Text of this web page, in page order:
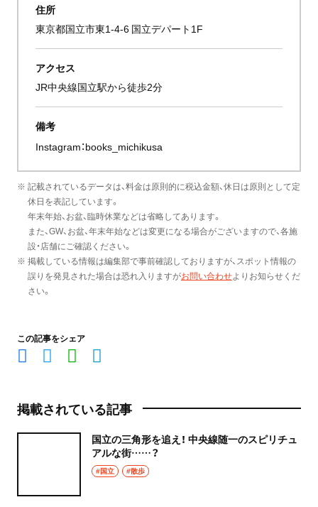
住所
東京都国立市東1-4-6 国立デパート1F
アクセス
JR中央線国立駅から徒歩2分
備考
Instagram：books_michikusa
※ 記載されているデータは、料金は原則的に税込金額、休日は原則として定
休日を表記しています。
年末年始、お盆、臨時休業などは省略してあります。
また、GW、お盆、年末年始などは変更になる場合がございますので、各施
設・店舗にご確認ください。
※ 掲載している情報は編集部で事前確認しておりますが、スポット情報の
誤りを発見された場合は恐れ入りますがお問い合わせよりお知らせくだ
さい。
この記事をシェア
掲載されている記事
国立の三角形を追え！ 中央線随一のスピリチュ
アルな街……？
#国立 #散歩